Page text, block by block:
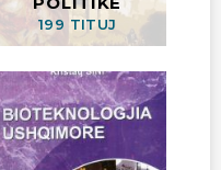
199 TITUJ